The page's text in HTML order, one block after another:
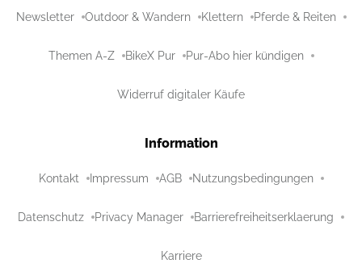
Newsletter Outdoor & Wandern Klettern Pferde & Reiten
Themen A-Z BikeX Pur Pur-Abo hier kündigen
Widerruf digitaler Käufe
Information
Kontakt Impressum AGB Nutzungsbedingungen
Datenschutz Privacy Manager Barrierefreiheitserklaerung
Karriere